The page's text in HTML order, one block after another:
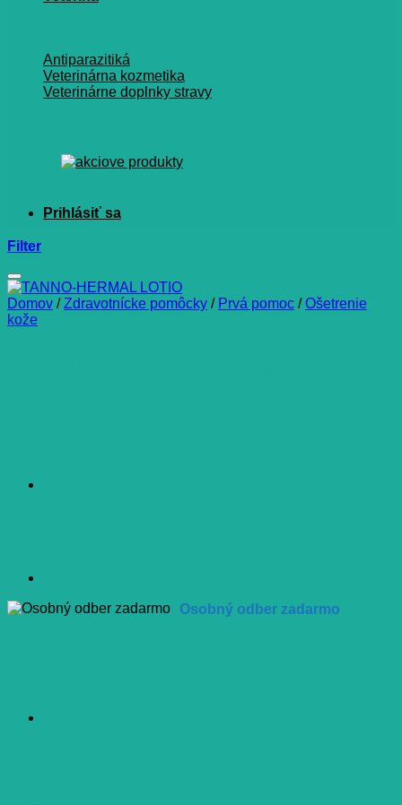
Antiparazitiká
Veterinárna kozmetika
Veterinárne doplnky stravy
Filter
Domov / Zdravotnícke pomôcky / Prvá pomoc / Ošetrenie
kože
Osobný odber zadarmo